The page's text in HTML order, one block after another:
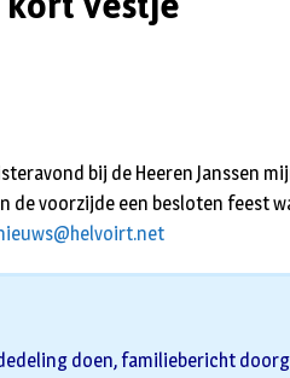
bij de Heeren Janssen
de voorzijde een besloten feest
doen, familiebericht